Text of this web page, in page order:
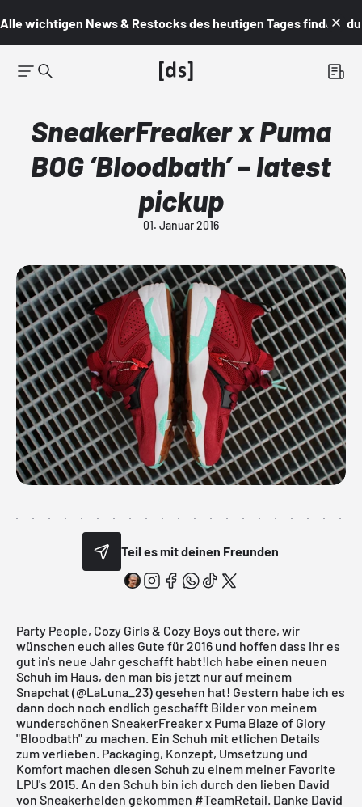
Alle wichtigen News & Restocks des heutigen Tages findest du
SneakerFreaker x Puma
BOG ‘Bloodbath’ – latest
pickup
01. Januar 2016
Teil es mit deinen Freunden
Party People, Cozy Girls & Cozy Boys out there, wir
wünschen euch alles Gute für 2016 und hoffen dass ihr es
gut in's neue Jahr geschafft habt!Ich habe einen neuen
Schuh im Haus, den man bis jetzt nur auf meinem
Snapchat (@LaLuna_23) gesehen hat! Gestern habe ich es
dann doch noch endlich geschafft Bilder von meinem
wunderschönen SneakerFreakerx Puma Blaze of Glory
"Bloodbath"zu machen. Ein Schuh mit etlichen Details
zum verlieben. Packaging, Konzept, Umsetzung und
Komfort machen diesen Schuh zu einem meiner Favorite
LPU's 2015. An den Schuh bin ich durch den lieben David
von Sneakerhelden gekommen #TeamRetail. Danke David